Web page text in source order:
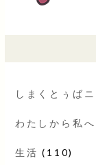
しまくとぅば
わたしから私へ
生活 (110)